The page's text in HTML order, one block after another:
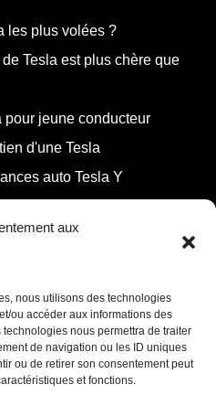
aux
nous utilisons des technologies
ou accéder aux informations des
nous permettra de traiter
de navigation ou les ID uniques
ou de retirer son consentement peut
et fonctions.
les plus volées ?
Tesla est plus chère que
pour jeune conducteur
d'une Tesla
auto Tesla Y